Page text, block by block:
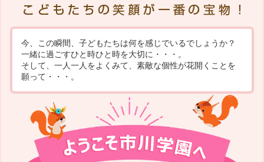
今、この瞬間、子どもたちは何を感じでいるでしょうか？
一緒に過ごすひと時ひと時を大切に・・・。
そして、一人一人をよくみて、素敵な個性が花開くことを
願って・・・。